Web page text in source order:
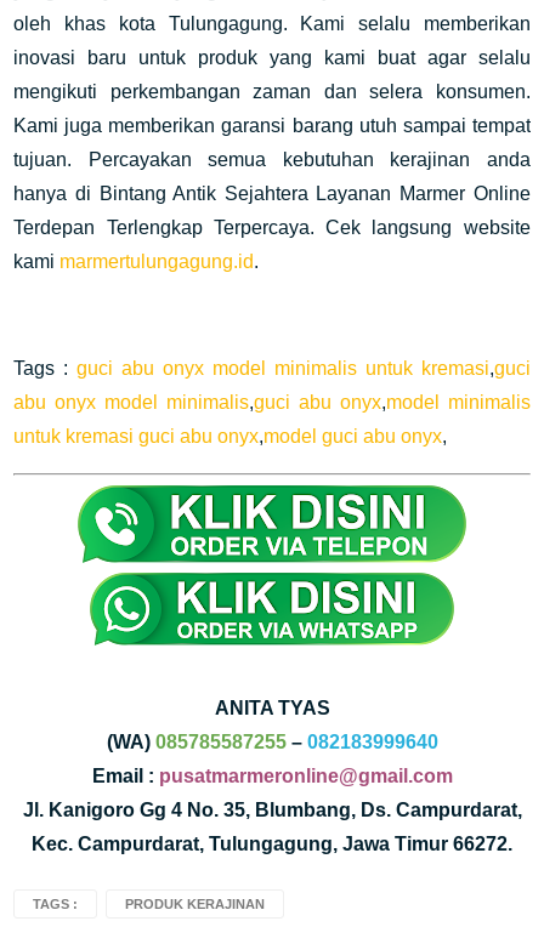
oleh khas kota Tulungagung. Kami selalu memberikan
inovasi baru untuk produk yang kami buat agar selalu
mengikuti perkembangan zaman dan selera konsumen.
Kami juga memberikan garansi barang utuh sampai tempat
tujuan. Percayakan semua kebutuhan kerajinan anda
hanya di Bintang Antik Sejahtera Layanan Marmer Online
Terdepan Terlengkap Terpercaya. Cek langsung website
kami marmertulungagung.id.
Tags :guci abu onyx model minimalis untuk kremasi,guci
abu onyx model minimalis,guci abu onyx,model minimalis
untuk kremasi guci abu onyx,model guci abu onyx,
ANITA TYAS
(WA) 085785587255– 082183999640
Email : pusatmarmeronline@gmail.com
Jl. Kanigoro Gg 4 No. 35, Blumbang, Ds. Campurdarat,
Kec. Campurdarat, Tulungagung, Jawa Timur 66272.
TAGS : PRODUK KERAJINAN